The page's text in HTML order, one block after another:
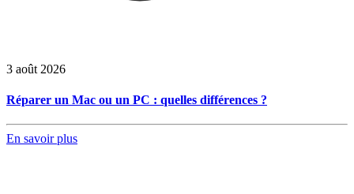
3 août 2026
Réparer un Mac ou un PC : quelles différences ?
En savoir plus